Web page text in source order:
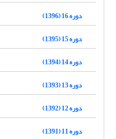
دوره 16 (1396)
دوره 15 (1395)
دوره 14 (1394)
دوره 13 (1393)
دوره 12 (1392)
دوره 11 (1391)